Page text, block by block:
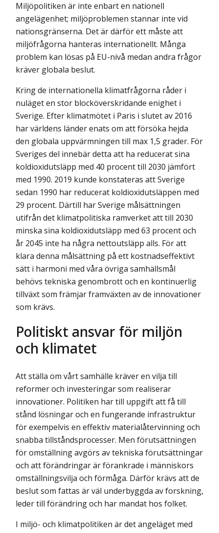
Miljöpolitiken är inte enbart en nationell
angelägenhet; miljöproblemen stannar inte vid
nationsgränserna. Det är därför ett måste att
miljöfrågorna hanteras internationellt. Många
problem kan lösas på EU-nivå medan andra frågor
kräver globala beslut.
Kring de internationella klimatfrågorna råder i
nuläget en stor blocköverskridande enighet i
Sverige. Efter klimatmötet i Paris i slutet av 2016
har världens länder enats om att försöka hejda
den globala uppvärmningen till max 1,5 grader. För
Sveriges del innebär detta att ha reducerat sina
koldioxidutsläpp med 40 procent till 2030 jämfört
med 1990. 2019 kunde konstateras att Sverige
sedan 1990 har reducerat koldioxid­utsläppen med
29 procent. Därtill har Sverige målsättningen
utifrån det klimatpolitiska ramverket att till 2030
minska sina koldioxidutsläpp med 63 procent och
år 2045 inte ha några nettoutsläpp alls. För att
klara denna målsättning på ett kostnadseffektivt
sätt i harmoni med våra övriga samhällsmål
behövs tekniska genombrott och en kontinuerlig
tillväxt som främjar framväxten av de innovationer
som krävs.
Politiskt ansvar för miljön
och klimatet
Att ställa om vårt samhälle kräver en vilja till
reformer och investeringar som realiserar
innovationer. Politiken har till uppgift att få till
stånd lösningar och en fungerande infrastruktur
för exempelvis en effektiv materialåtervinning och
snabba tillstånds­processer. Men förutsättningen
för omställning avgörs av tekniska förutsättningar
och att förändringar är förankrade i människors
omställningsvilja och förmåga. Därför krävs att de
beslut som fattas är väl underbyggda av forskning,
leder till förändring och har mandat hos folket.
I miljö- och klimatpolitiken är det angeläget med